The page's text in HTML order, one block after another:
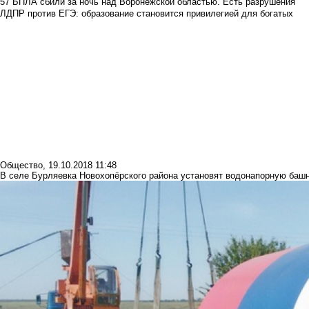
ЛДПР против ЕГЭ: образование становится привилегией для богатых
Общество, 19.10.2018 11:48
В селе Бурляевка Новохопёрского района установят водонапорную